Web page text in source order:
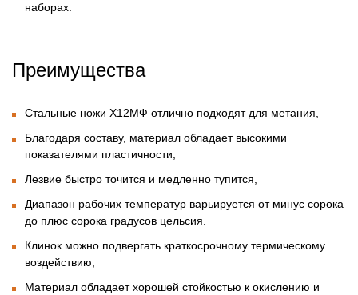
наборах.
Преимущества
Стальные ножи Х12МФ отлично подходят для метания,
Благодаря составу, материал обладает высокими
показателями пластичности,
Лезвие быстро точится и медленно тупится,
Диапазон рабочих температур варьируется от минус сорока
до плюс сорока градусов цельсия.
Клинок можно подвергать краткосрочному термическому
воздействию,
Материал обладает хорошей стойкостью к окислению и